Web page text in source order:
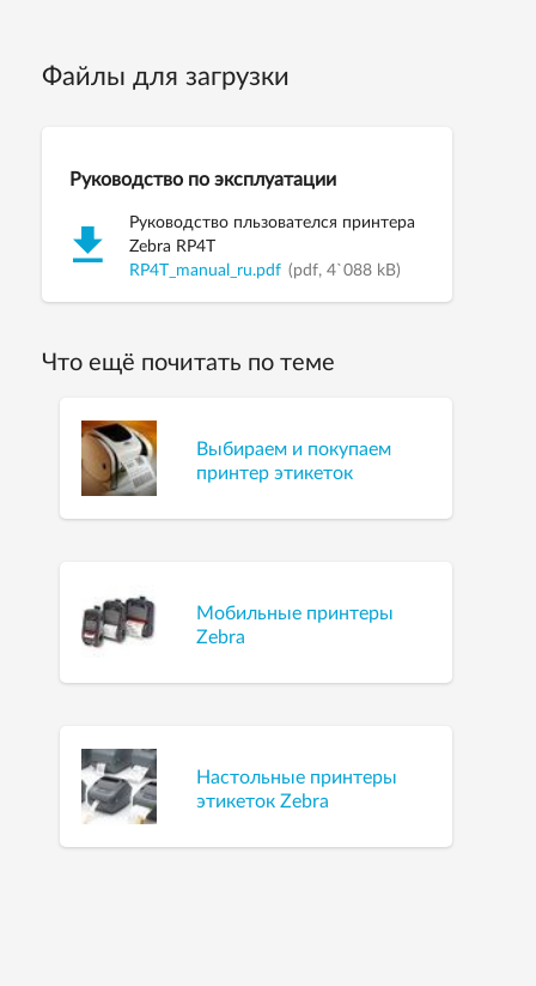
Файлы для загрузки
Руководство по эксплуатации
Руководство пльзователся принтера
Zebra RP4T
RP4T_manual_ru.pdf (pdf, 4`088 kB)
Что ещё почитать по теме
Выбираем и покупаем
принтер этикеток
Мобильные принтеры
Zebra
Настольные принтеры
этикеток Zebra